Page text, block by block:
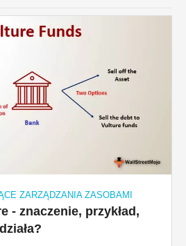
ZARZĄDZANIA ZASOBAMI
- znaczenie, przykład,